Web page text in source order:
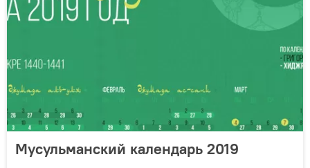
Мусульманский календарь 2019